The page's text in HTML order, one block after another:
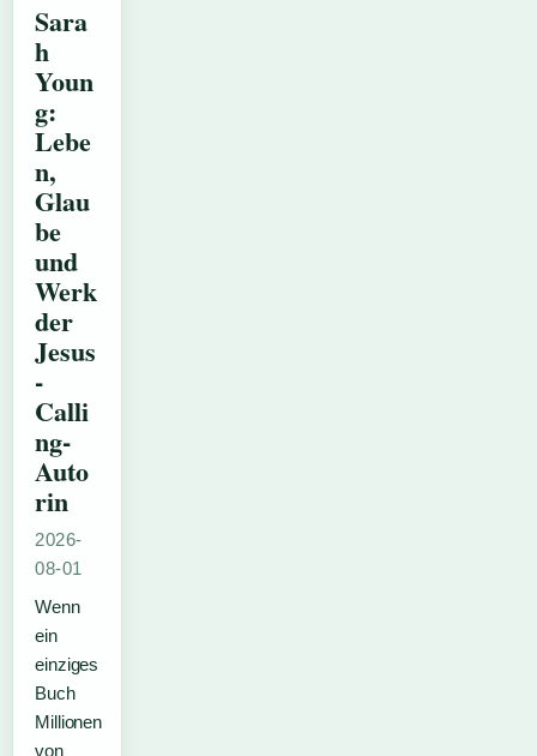
Sara
h
Youn
g:
Lebe
n,
Glau
be
und
Werk
der
Jesus
-
Calli
ng-
Auto
rin
2026-
08-01
Wenn
ein
einziges
Buch
Millionen
von